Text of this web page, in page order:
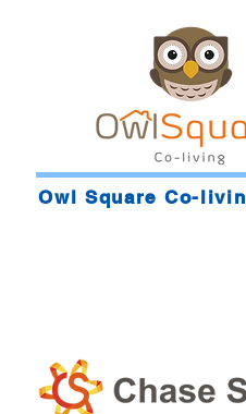
Owl Square Co-